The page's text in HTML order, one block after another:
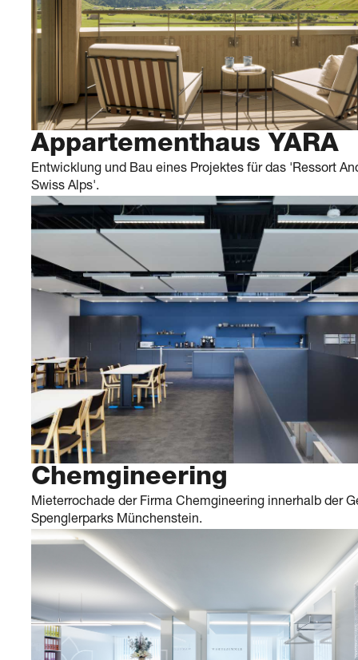
Appartementhaus YARA
Entwicklung und Bau eines Projektes für das 'Ressort
Swiss Alps'.
Chemgineering
Mieterrochade der Firma Chemgineering innerhalb der
Spenglerparks Münchenstein.